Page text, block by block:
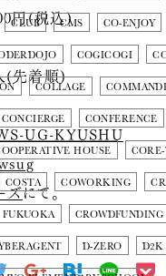
CLUB CMS CO-ENJOY
COGICOGI
COLLAGE
CONCIERGE CONFERENCE
HOUSE
COSTA COWORKING
CROWDFUNDING
D-ZERO D2K
円(税込)
(先着順)
UG-KYUSHU
ズにて。